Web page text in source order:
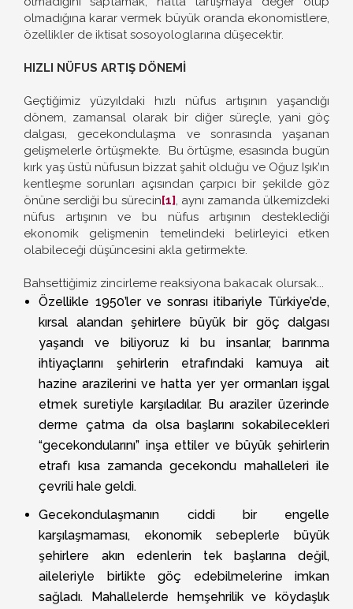
olmadığına karar vermek büyük oranda ekonomistlere,
özellikler de iktisat sosoyologlarına düşecektir.
HIZLI NÜFUS ARTIŞ DÖNEMİ
Geçtiğimiz yüzyıldaki hızlı nüfus artışının yaşandığı
dönem, zamansal olarak bir diğer süreçle, yani göç
dalgası, gecekondulaşma ve sonrasında yaşanan
gelişmelerle örtüşmekte. Bu örtüşme, esasında bugün
kırk yaş üstü nüfusun bizzat şahit olduğu ve Oğuz Işık’ın
kentleşme sorunları açısından çarpıcı bir şekilde göz
önüne serdiği bu sürecin[1], aynı zamanda ülkemizdeki
nüfus artışının ve bu nüfus artışının desteklediği
ekonomik gelişmenin temelindeki belirleyici etken
olabileceği düşüncesini akla getirmekte.
Bahsettiğimiz zincirleme reaksiyona bakacak olursak...
Özellikle 1950’ler ve sonrası itibariyle Türkiye’de,
kırsal alandan şehirlere büyük bir göç dalgası
yaşandı ve biliyoruz ki bu insanlar, barınma
ihtiyaçlarını şehirlerin etrafındaki kamuya ait
hazine arazilerini ve hatta yer yer ormanları işgal
etmek suretiyle karşıladılar. Bu araziler üzerinde
derme çatma da olsa başlarını sokabilecekleri
“gecekondularını” inşa ettiler ve büyük şehirlerin
etrafı kısa zamanda gecekondu mahalleleri ile
çevrili hale geldi.
Gecekondulaşmanın ciddi bir engelle
karşılaşmaması, ekonomik sebeplerle büyük
şehirlere akın edenlerin tek başlarına değil,
aileleriyle birlikte göç edebilmelerine imkan
sağladı. Mahallelerde hemşehrilik ve köydaşlık